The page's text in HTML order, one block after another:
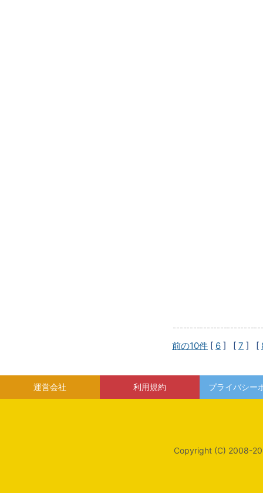
前の10件 [ 6 ] [ 7 ] [
運営会社 利用規約 プライバシー
Copyright (C) 2008-